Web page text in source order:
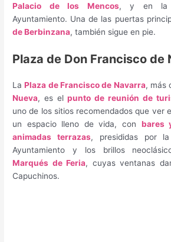
Palacio de los Mencos, y en la
Ayuntamiento. Una de las puertas
de Berbinzana, también sigue en pie.
Plaza de Don Francisco de
LaPlaza de Francisco de Navarra, más
Nueva, es elpunto de reunión de
uno de los sitios recomendados que ver
un espacio lleno de vida, con bares
animadas terrazas, presididas por
Ayuntamiento y los brillos
Marqués de Feria, cuyas ventanas
Capuchinos.